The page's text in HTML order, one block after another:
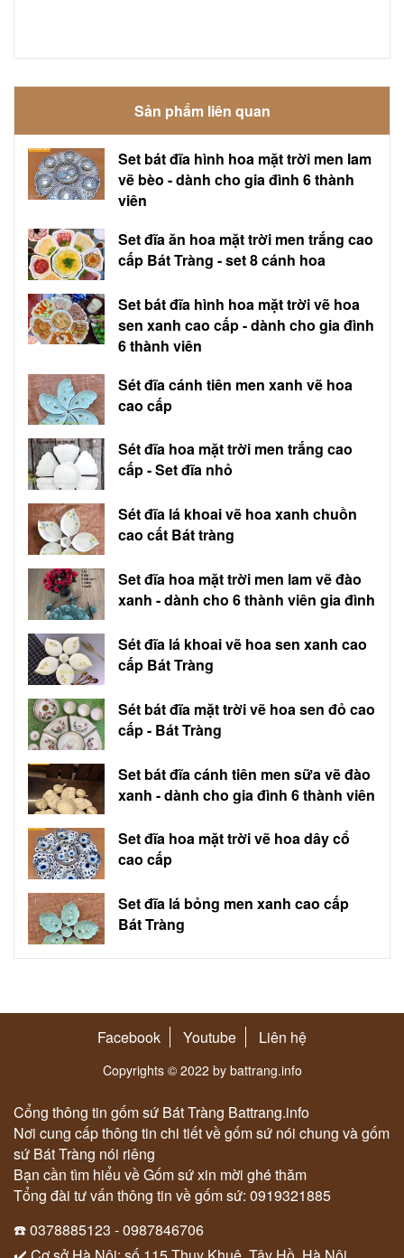
Sản phẩm liên quan
Set bát đĩa hình hoa mặt trời men lam
vẽ bèo - dành cho gia đình 6 thành
viên
Set đĩa ăn hoa mặt trời men trắng cao
cấp Bát Tràng - set 8 cánh hoa
Set bát đĩa hình hoa mặt trời vẽ hoa
sen xanh cao cấp - dành cho gia đình
6 thành viên
Sét đĩa cánh tiên men xanh vẽ hoa
cao cấp
Sét đĩa hoa mặt trời men trắng cao
cấp - Set đĩa nhỏ
Sét đĩa lá khoai vẽ hoa xanh chuồn
cao cất Bát tràng
Set đĩa hoa mặt trời men lam vẽ đào
xanh - dành cho 6 thành viên gia đình
Sét đĩa lá khoai vẽ hoa sen xanh cao
cấp Bát Tràng
Sét bát đĩa mặt trời vẽ hoa sen đỏ cao
cấp - Bát Tràng
Set bát đĩa cánh tiên men sữa vẽ đào
xanh - dành cho gia đình 6 thành viên
Set đĩa hoa mặt trời vẽ hoa dây cổ
cao cấp
Set đĩa lá bỏng men xanh cao cấp
Bát Tràng
Facebook Youtube Liên hệ
Copyrights © 2022 by battrang.info
Cổng thông tin gốm sứ Bát Tràng Battrang.info
Nơi cung cấp thông tin chi tiết về gốm sứ nói chung và gốm
sứ Bát Tràng nói riêng
Bạn cần tìm hiểu về Gốm sứ xin mời ghé thăm
Tổng đài tư vấn thông tin về gốm sứ: 0919321885
☎️ 0378885123 - 0987846706